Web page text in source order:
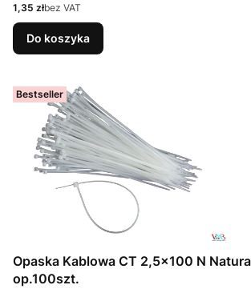
Cena
1,35 złbez VAT
Do koszyka
Bestseller
Opaska Kablowa CT 2,5x100 N
op.100szt.